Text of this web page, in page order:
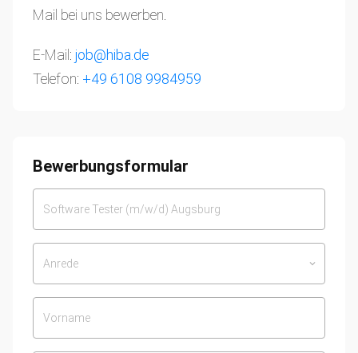
Mail bei uns bewerben.
E-Mail: job@hiba.de
Telefon: +49 6108 9984959
Bewerbungsformular
Anrede keyboard_arrow_down